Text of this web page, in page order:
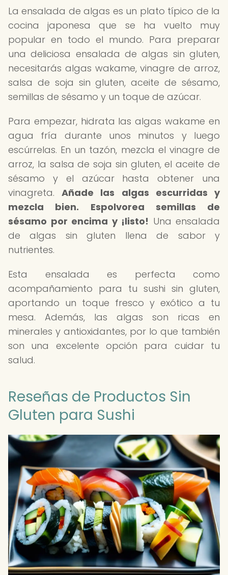
La ensalada de algas es un plato típico de la
cocina japonesa que se ha vuelto muy
popular en todo el mundo. Para preparar
una deliciosa ensalada de algas sin gluten,
necesitarás algas wakame, vinagre de arroz,
salsa de soja sin gluten, aceite de sésamo,
semillas de sésamo y un toque de azúcar.
Para empezar, hidrata las algas wakame en
agua fría durante unos minutos y luego
escúrrelas. En un tazón, mezcla el vinagre de
arroz, la salsa de soja sin gluten, el aceite de
sésamo y el azúcar hasta obtener una
vinagreta.Añade las algas escurridas y
mezcla bien.
Espolvorea semillas de
sésamo por encima y ¡listo! Una ensalada
de algas sin gluten llena de sabor y
nutrientes.
Esta ensalada es perfecta como
acompañamiento para tu sushi sin gluten,
aportando un toque fresco y exótico a tu
mesa. Además, las algas son ricas en
minerales y antioxidantes, por lo que también
son una excelente opción para cuidar tu
salud.
Reseñas de Productos Sin
Gluten para Sushi